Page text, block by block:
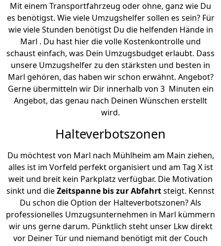
Mit einem Transportfahrzeug oder ohne, ganz wie Du
es benötigst. Wie viele Umzugshelfer sollen es sein? Für
wie viele Stunden benötigst Du die helfenden Hände in
Marl . Du hast hier die volle Kostenkontrolle und
schaust einfach, was Dein Umzugsbudget erlaubt. Dass
unsere Umzugshelfer zu den stärksten und besten in
Marl gehören, das haben wir schon erwähnt. Angebot?
Gerne übermitteln wir Dir innerhalb von 3 Minuten ein
Angebot, das genau nach Deinen Wünschen erstellt
wird.
Halteverbotszonen
Du möchtest von Marl nach Mühlheim am Main ziehen,
alles ist im Vorfeld perfekt organisiert und am Tag X ist
weit und breit kein Parkplatz verfügbar. Die Motivation
sinkt und dieZeitspanne bis zur Abfahrtsteigt. Kennst
Du schon die Option der Halteverbotszonen? Als
professionelles Umzugsunternehmen in Marl kümmern
wir uns gerne darum. Pünktlich steht unser Lkw direkt
vor Deiner Tür und niemand benötigt mit der Couch